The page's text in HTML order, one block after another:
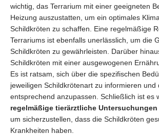
wichtig, das Terrarium mit einer geeigneten
Heizung auszustatten, um ein optimales
Schildkröten zu schaffen. Eine regelmäßige
Terrariums ist ebenfalls unerlässlich, um die
Schildkröten zu gewährleisten. Darüber
Schildkröten mit einer ausgewogenen
Es ist ratsam, sich über die spezifischen
jeweiligen Schildkrötenart zu informieren und
entsprechend anzupassen. Schließlich ist es
regelmäßige tierärztliche Untersuchungen
um sicherzustellen, dass die Schildkröten
Krankheiten haben.